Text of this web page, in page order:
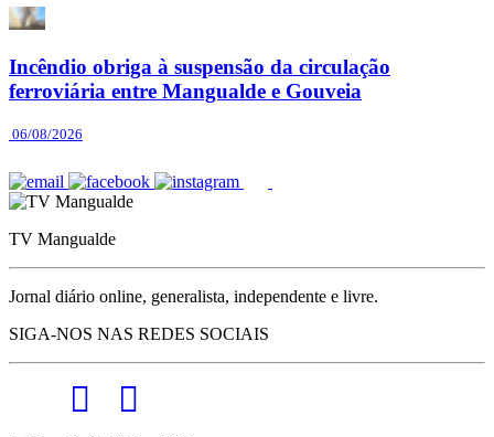
Incêndio obriga à suspensão da circulação
ferroviária entre Mangualde e Gouveia
06/08/2026
TV Mangualde
Jornal diário online, generalista, independente e livre.
SIGA-NOS NAS REDES SOCIAIS